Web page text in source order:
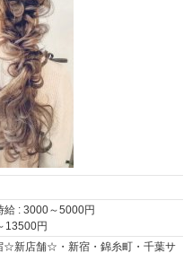
給 : 3000～5000円
13500円
☆新店舗☆・新宿・錦糸町・千葉サ